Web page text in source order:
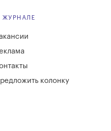
ЖУРНАЛЕ
колонку